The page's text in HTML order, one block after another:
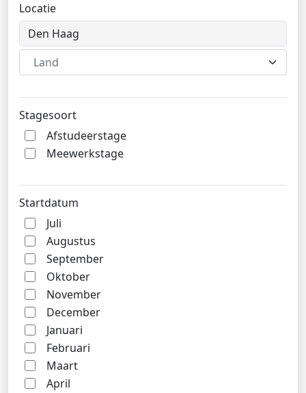
Locatie
Land
Stagesoort
Afstudeerstage
Meewerkstage
Startdatum
Juli
Augustus
September
Oktober
November
December
Januari
Februari
Maart
April